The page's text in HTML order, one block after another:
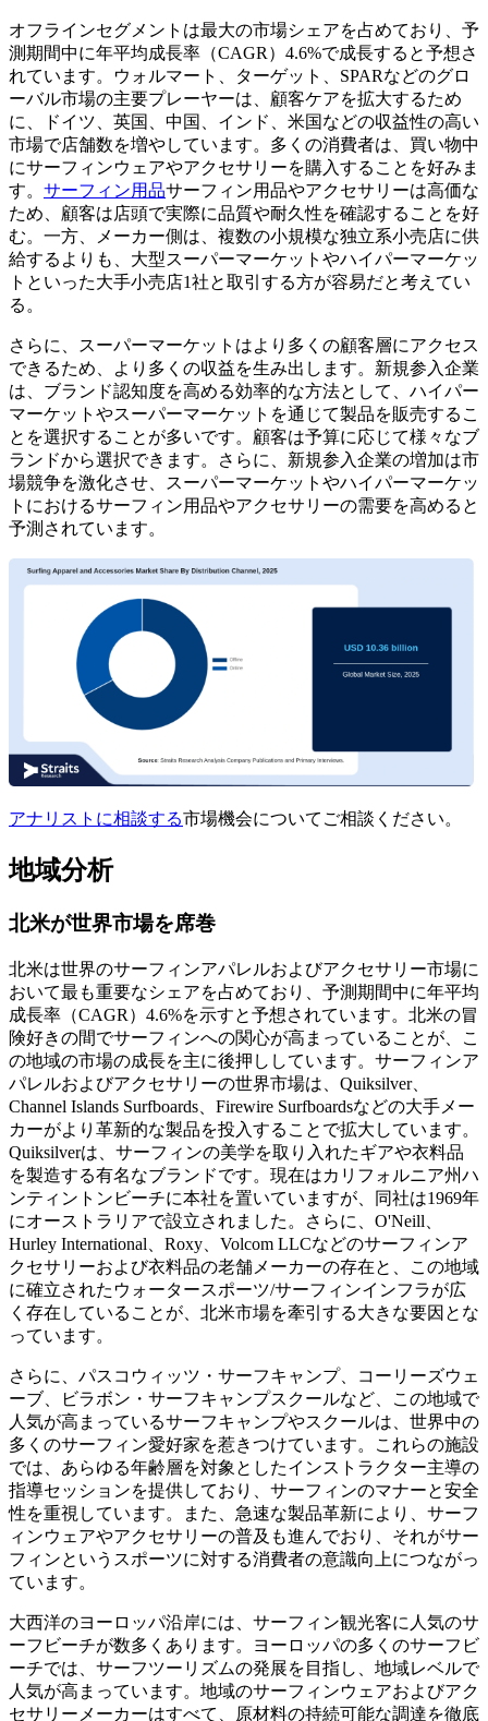
オフラインセグメントは最大の市場シェアを占めており、予
測期間中に年平均成長率（CAGR）4.6%で成長すると予想さ
れています。ウォルマート、ターゲット、SPARなどのグロ
ーバル市場の主要プレーヤーは、顧客ケアを拡大するため
に、ドイツ、英国、中国、インド、米国などの収益性の高い
市場で店舗数を増やしています。多くの消費者は、買い物中
にサーフィンウェアやアクセサリーを購入することを好みま
す。 サーフィン用品サーフィン用品やアクセサリーは高価な
ため、顧客は店頭で実際に品質や耐久性を確認することを好
む。一方、メーカー側は、複数の小規模な独立系小売店に供
給するよりも、大型スーパーマーケットやハイパーマーケッ
トといっ​​た大手小売店1社と取引する方が容易だと考えてい
る。
さらに、スーパーマーケットはより多くの顧客層にアクセス
できるため、より多くの収益を生み出します。新規参入企業
は、ブランド認知度を高める効率的な方法として、ハイパー
マーケットやスーパーマーケットを通じて製品を販売するこ
とを選択することが多いです。顧客は予算に応じて様々なブ
ランドから選択できます。さらに、新規参入企業の増加は市
場競争を激化させ、スーパーマーケットやハイパーマーケッ
トにおけるサーフィン用品やアクセサリーの需要を高めると
予測されています。
アナリストに相談する市場機会についてご相談ください。
地域分析
北米が世界市場を席巻
北米は世界のサーフィンアパレルおよびアクセサリー市場に
おいて最も重要なシェアを占めており、予測期間中に年平均
成長率（CAGR）4.6%を示すと予想されています。北米の冒
険好きの間でサーフィンへの関心が高まっていることが、こ
の地域の市場の成長を主に後押ししています。サーフィンア
パレルおよびアクセサリーの世界市場は、Quiksilver、
Channel Islands Surfboards、Firewire Surfboardsなどの大手メー
カーがより革新的な製品を投入することで拡大しています。
Quiksilverは、サーフィンの美学を取り入れたギアや衣料品
を製造する有名なブランドです。現在はカリフォルニア州ハ
ンティントンビーチに本社を置いていますが、同社は1969年
にオーストラリアで設立されました。さらに、O'Neill、
Hurley International、Roxy、Volcom LLCなどのサーフィンア
クセサリーおよび衣料品の老舗メーカーの存在と、この地域
に確立されたウォータースポーツ/サーフィンインフラが広
く存在していることが、北米市場を牽引する大きな要因とな
っています。
さらに、パスコウィッツ・サーフキャンプ、コーリーズウェ
ーブ、ビラボン・サーフキャンプスクールなど、この地域で
人気が高まっているサーフキャンプやスクールは、世界中の
多くのサーフィン愛好家を惹きつけています。これらの施設
では、あらゆる年齢層を対象としたインストラクター主導の
指導セッションを提供しており、サーフィンのマナーと安全
性を重視しています。また、急速な製品革新により、サーフ
ィンウェアやアクセサリーの普及も進んでおり、それがサー
フィンというスポーツに対する消費者の意識向上につながっ
ています。
大西洋のヨーロッパ沿岸には、サーフィン観光客に人気のサ
ーフビーチが数多くあります。ヨーロッパの多くのサーフビ
ーチでは、サーフツーリズムの発展を目指し、地域レベルで
人気が高まっています。地域のサーフィンウェアおよびアク
セサリーメーカーはすべて、原材料の持続可能な調達を徹底